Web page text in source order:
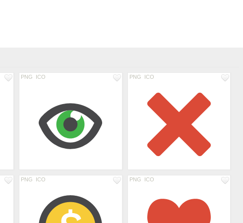
PNG ICO PNG ICO
PNG ICO PNG ICO